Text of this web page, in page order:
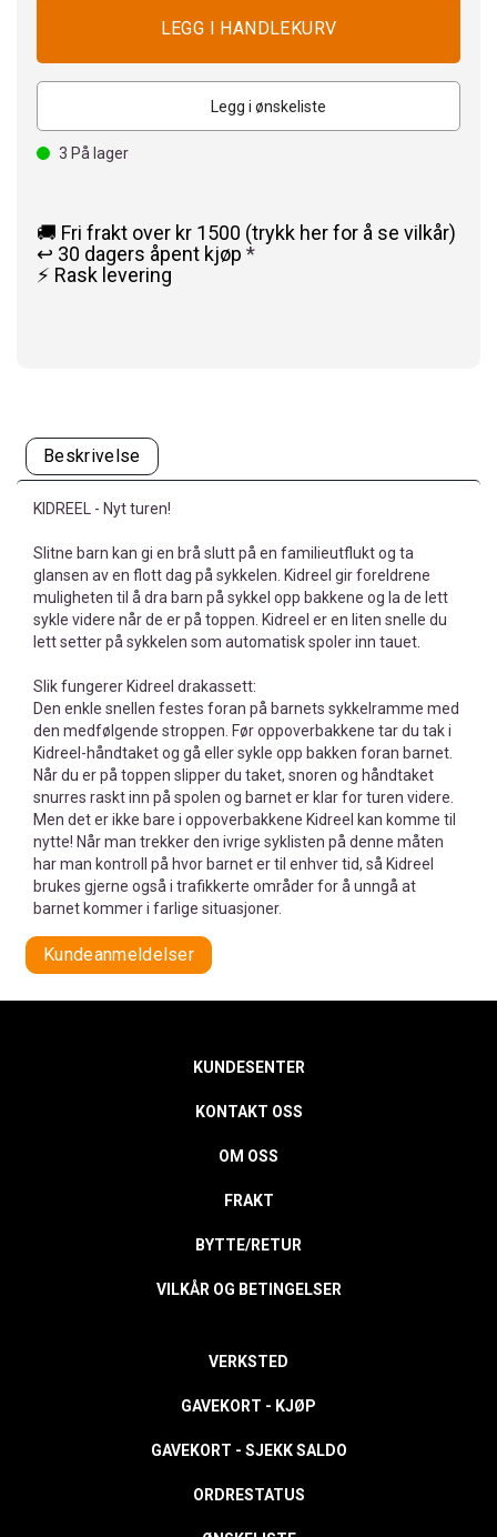
Legg i ønskeliste
3 På lager
🚚 Fri frakt over kr 1500 (trykk her for å se vilkår)
↩️ 30 dagers åpent kjøp *
⚡ Rask levering
Beskrivelse
KIDREEL - Nyt turen!
Slitne barn kan gi en brå slutt på en familieutflukt og ta
glansen av en flott dag på sykkelen. Kidreel gir foreldrene
muligheten til å dra barn på sykkel opp bakkene og la de lett
sykle videre når de er på toppen. Kidreel er en liten snelle du
lett setter på sykkelen som automatisk spoler inn tauet.
Slik fungerer Kidreel drakassett:
Den enkle snellen festes foran på barnets sykkelramme med
den medfølgende stroppen. Før oppoverbakkene tar du tak i
Kidreel-håndtaket og gå eller sykle opp bakken foran barnet.
Når du er på toppen slipper du taket, snoren og håndtaket
snurres raskt inn på spolen og barnet er klar for turen videre.
Men det er ikke bare i oppoverbakkene Kidreel kan komme til
nytte! Når man trekker den ivrige syklisten på denne måten
har man kontroll på hvor barnet er til enhver tid, så Kidreel
brukes gjerne også i trafikkerte områder for å unngå at
barnet kommer i farlige situasjoner.
Kundeanmeldelser
KUNDESENTER
KONTAKT OSS
OM OSS
FRAKT
BYTTE/RETUR
VILKÅR OG BETINGELSER
VERKSTED
GAVEKORT - KJØP
GAVEKORT - SJEKK SALDO
ORDRESTATUS